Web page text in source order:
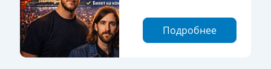
Подробнее